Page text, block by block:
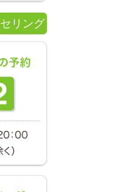
リング